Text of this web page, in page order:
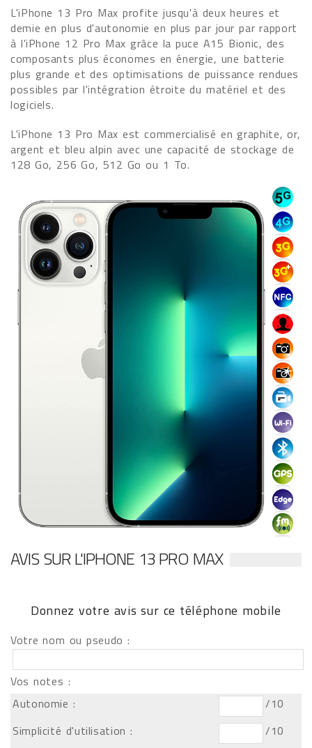
L'iPhone 13 Pro Max profite jusqu'à deux heures et
demie en plus d'autonomie en plus par jour par rapport
à l'iPhone 12 Pro Max grâce la puce A15 Bionic, des
composants plus économes en énergie, une batterie
plus grande et des optimisations de puissance rendues
possibles par l'intégration étroite du matériel et des
logiciels.
L'iPhone 13 Pro Max est commercialisé en graphite, or,
argent et bleu alpin avec une capacité de stockage de
128 Go, 256 Go, 512 Go ou 1 To.
AVIS SUR L'IPHONE 13 PRO MAX
Donnez votre avis sur ce téléphone mobile
Votre nom ou pseudo :
Vos notes :
Autonomie :
/10
Simplicité d'utilisation :
/10